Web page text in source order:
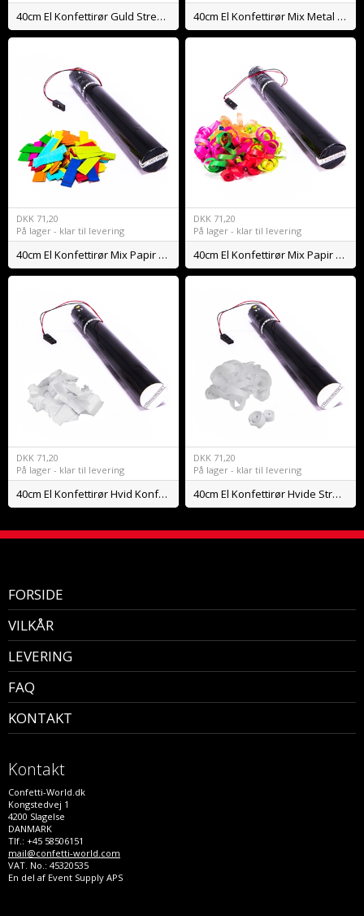
40cm El Konfettirør Guld Streamers 40cm El Konfettirør Mix Metal Streamers
DKK 71,20
På lager - klar til levering
40cm El Konfettirør Mix Papir Konfetti BIO
DKK 71,20
På lager - klar til levering
40cm El Konfettirør Mix Papir Streamers BIO
DKK 71,20
På lager - klar til levering
40cm El Konfettirør Hvid Konfetti BIO
DKK 71,20
På lager - klar til levering
40cm El Konfettirør Hvide Streamers BIO
FORSIDE
VILKÅR
LEVERING
FAQ
KONTAKT
Kontakt
Confetti-World.dk
Kongstedvej 1
4200 Slagelse
DANMARK
Tlf.: +45 58506151
mail@confetti-world.com
VAT. No.: 45320535
En del af Event Supply APS